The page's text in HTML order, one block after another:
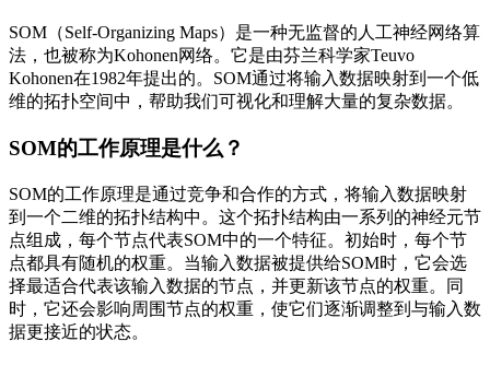
SOM（Self-Organizing Maps）是一种无监督的人工神经网络算
法，也被称为Kohonen网络。它是由芬兰科学家Teuvo
Kohonen在1982年提出的。SOM通过将输入数据映射到一个低
维的拓扑空间中，帮助我们可视化和理解大量的复杂数据。
SOM的工作原理是什么？
SOM的工作原理是通过竞争和合作的方式，将输入数据映射
到一个二维的拓扑结构中。这个拓扑结构由一系列的神经元节
点组成，每个节点代表SOM中的一个特征。初始时，每个节
点都具有随机的权重。当输入数据被提供给SOM时，它会选
择最适合代表该输入数据的节点，并更新该节点的权重。同
时，它还会影响周围节点的权重，使它们逐渐调整到与输入数
据更接近的状态。